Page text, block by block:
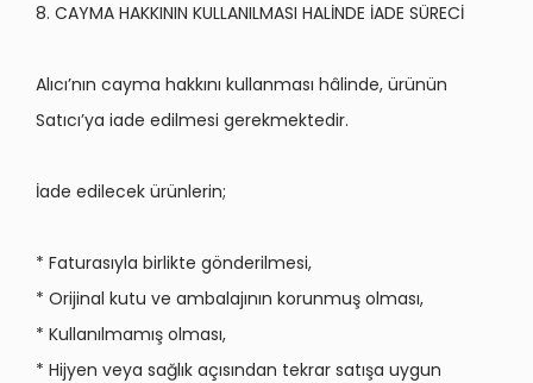
8. CAYMA HAKKININ KULLANILMASI HALİNDE İADE SÜRECİ
Alıcı’nın cayma hakkını kullanması hâlinde, ürünün
Satıcı’ya iade edilmesi gerekmektedir.
İade edilecek ürünlerin;
* Faturasıyla birlikte gönderilmesi,
* Orijinal kutu ve ambalajının korunmuş olması,
* Kullanılmamış olması,
* Hijyen veya sağlık açısından tekrar satışa uygun